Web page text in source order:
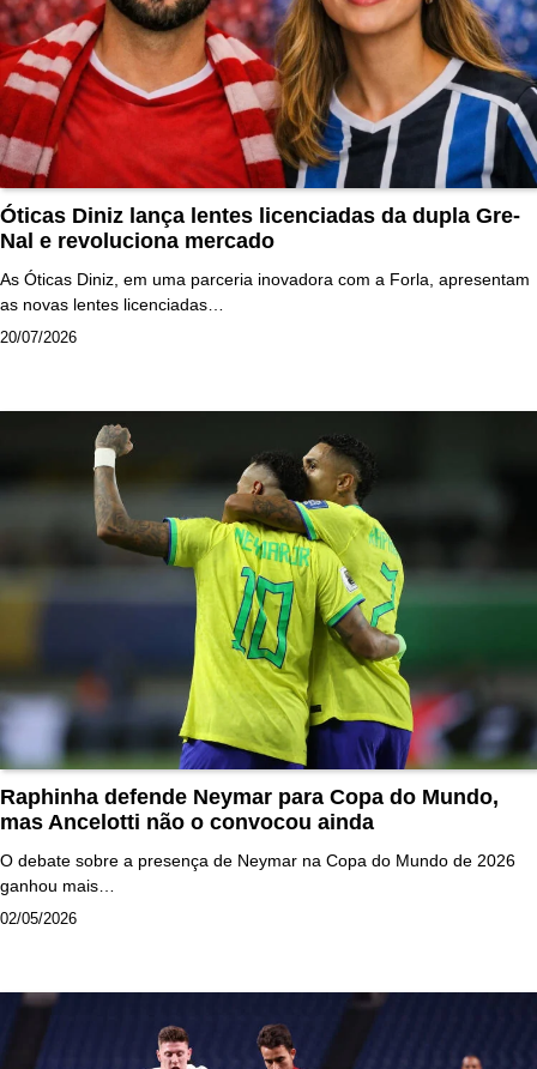
Óticas Diniz lança lentes licenciadas da dupla Gre-
Nal e revoluciona mercado
As Óticas Diniz, em uma parceria inovadora com a Forla, apresentam
as novas lentes licenciadas…
20/07/2026
Raphinha defende Neymar para Copa do Mundo,
mas Ancelotti não o convocou ainda
O debate sobre a presença de Neymar na Copa do Mundo de 2026
ganhou mais…
02/05/2026